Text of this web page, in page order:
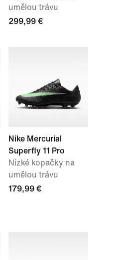
umělou trávu
299,99 €
Nike Mercurial
Superfly 11 Pro
Nízké kopačky na
umělou trávu
179,99 €